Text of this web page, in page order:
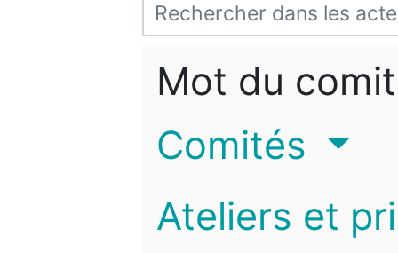
Mot du
Comités
Ateliers et